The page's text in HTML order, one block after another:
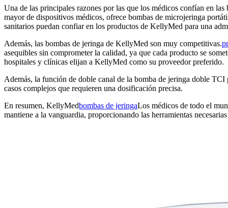
Una de las principales razones por las que los médicos confían en
mayor de dispositivos médicos, ofrece bombas de microjeringa
sanitarios puedan confiar en los productos de KellyMed para una
Además, las bombas de jeringa de KellyMed son muy competitivas.
asequibles sin comprometer la calidad, ya que cada producto se
hospitales y clínicas elijan a KellyMed como su proveedor preferido.
Además, la función de doble canal de la bomba de jeringa doble
casos complejos que requieren una dosificación precisa.
En resumen, KellyMedbombas de jeringaLos médicos de todo el
mantiene a la vanguardia, proporcionando las herramientas